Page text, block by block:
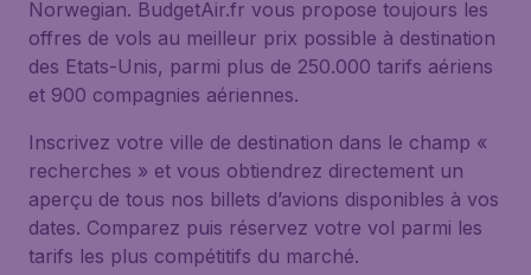
Norwegian. BudgetAir.fr vous propose toujours les
offres de vols au meilleur prix possible à destination
des Etats-Unis, parmi plus de 250.000 tarifs aériens
et 900 compagnies aériennes.
Inscrivez votre ville de destination dans le champ «
recherches » et vous obtiendrez directement un
aperçu de tous nos billets d’avions disponibles à vos
dates. Comparez puis réservez votre vol parmi les
tarifs les plus compétitifs du marché.